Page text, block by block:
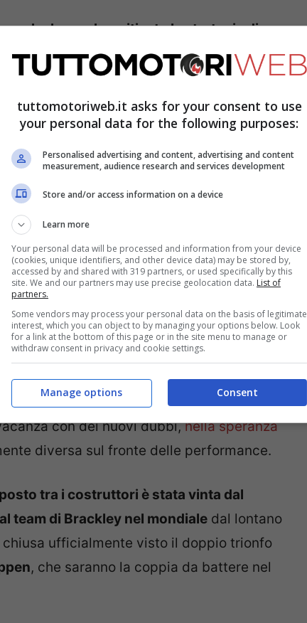
che ha anche criticato la strategia di
sosta. Molto probabilmente, Sir Lewis si
anche senza ritiro, ma concludendo la
quinta posizione nel mondiale, che ha
campione del mondo rally.
penalità di 5 secondi per un unsafe
banale dei meccanici che hanno
McLarendi Lando Norris
con dei nuovi dubbi,nella speranza
diversa sul fronte delle performance.
tra i costruttori è stata vinta dal
team di Brackley nel mondiale dal lontano
chiusa ufficialmente visto il doppio trionfo
, che saranno la coppia da battere nel
tuttomotoriweb.it asks for your consent to use
your personal data for the following purposes:
Personalised advertising and content, advertising and content
measurement, audience research and services development
Store and/or access information on a device
Learn more
Your personal data will be processed and information from your device
(cookies, unique identifiers, and other device data) may be stored by,
accessed by and shared with 319 partners, or used specifically by this
site. We and our partners may use precise geolocation data. List of
partners.
Some vendors may process your personal data on the basis of legitimate
interest, which you can object to by managing your options below. Look
for a link at the bottom of this page or in the site menu to manage or
withdraw consent in privacy and cookie settings.
Consent
Manage options